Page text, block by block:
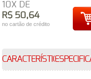
10X DE
R$ 50,64
no cartão de crédito
CARACTERÍSTICAS